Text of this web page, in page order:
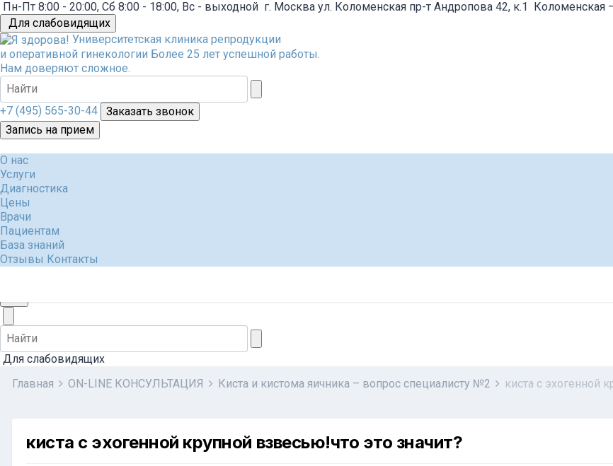
Пн-Пт 8:00 - 20:00, Сб 8:00 - 18:00, Вс - выходной г. Москва ул. Коломенская пр-т Андропова 42, к.1 Коломенская
Для слабовидящих
Университетская клиника репродукции
и оперативной гинекологии Более 25 лет успешной работы.
Нам доверяют сложное.
+7 (495) 565-30-44
Заказать звонок
Запись на прием
О нас
Услуги
Диагностика
Цены
Врачи
Пациентам
База знаний
Отзывы Контакты
Для слабовидящих
Главная ON-LINE КОНСУЛЬТАЦИЯ Киста и кистома яичника – вопрос специалисту №2 киста с эхогенной
киста с эхогенной крупной взвесью!что это значит?